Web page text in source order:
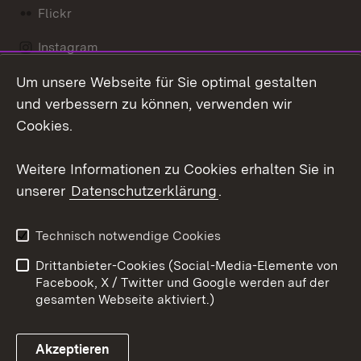
Flickr
Instagram
Social Wall
Barrierefreiheit
Benutzungshinweise
Impressum
Cookies
Um unsere Webseite für Sie optimal gestalten
und verbessern zu können, verwenden wir
Cookies.
Weitere Informationen zu Cookies erhalten Sie in
unserer Datenschutzerklärung.
Technisch notwendige Cookies
Drittanbieter-Cookies (Social-Media-Elemente von
Facebook, X / Twitter und Google werden auf der
gesamten Webseite aktiviert.)
Akzeptieren